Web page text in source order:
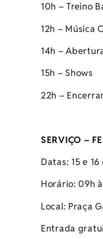
10h – Treino
12h – Música
14h –
15h – Shows
22h –
SERVIÇO –
Datas: 15 e
Horário: 09h
Local: Praça
Entrada